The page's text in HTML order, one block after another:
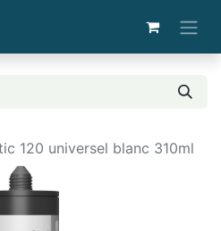
120 universel blanc 310ml